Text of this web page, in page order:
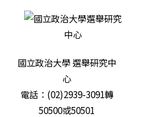
國立政治大學 選舉研究中
心
電話：(02)2939-3091轉
50500或50501